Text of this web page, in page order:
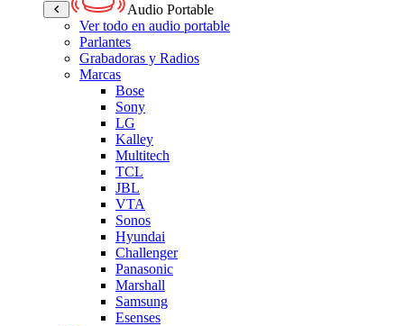
Audio Portable
Ver todo en audio portable
Parlantes
Grabadoras y Radios
Marcas
Bose
Sony
LG
Kalley
Multitech
TCL
JBL
VTA
Sonos
Hyundai
Challenger
Panasonic
Marshall
Samsung
Esenses